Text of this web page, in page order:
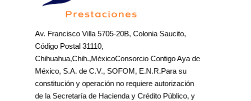
Av. Francisco Villa 5705-20B, Colonia Saucito,
Código Postal 31110,
Chihuahua,Chih.,MéxicoConsorcio Contigo Aya de
México, S.A. de C.V., SOFOM, E.N.R.Para su
constitución y operación no requiere autorización
de la Secretaría de Hacienda y Crédito Público, y